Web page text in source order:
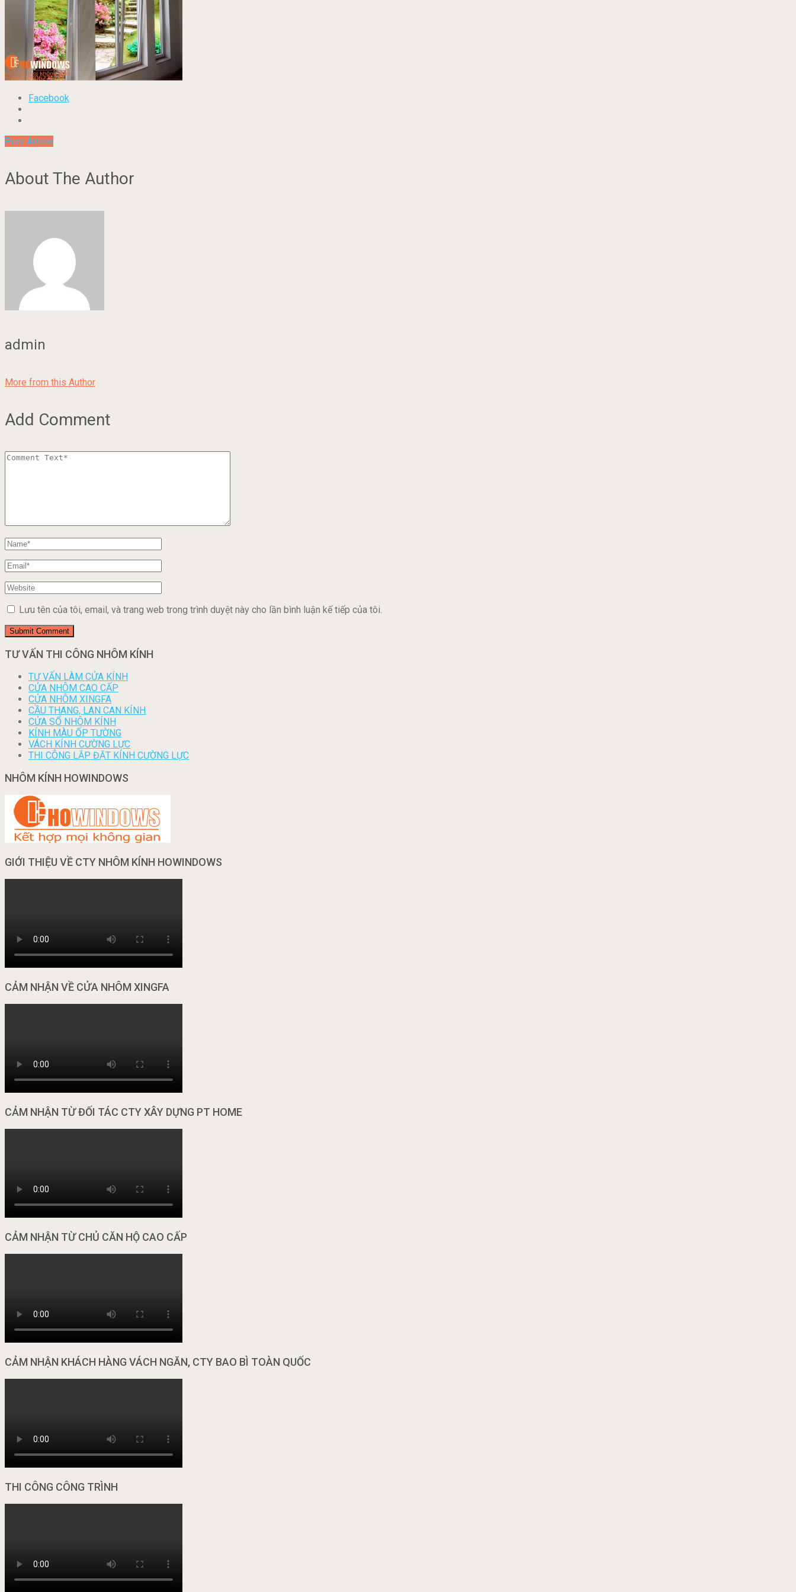
Facebook
Prev Article
About The Author
admin
More from this Author
Add Comment
Lưu tên của tôi, email, và trang web trong trình duyệt này cho lần bình luận kế tiếp của tôi.
TƯ VẤN THI CÔNG NHÔM KÍNH
TƯ VẤN LÀM CỬA KÍNH
CỬA NHÔM CAO CẤP
CỬA NHÔM XINGFA
CẦU THANG, LAN CAN KÍNH
CỬA SỔ NHÔM KÍNH
KÍNH MÀU ỐP TƯỜNG
VÁCH KÍNH CƯỜNG LỰC
THI CÔNG LẮP ĐẶT KÍNH CƯỜNG LỰC
NHÔM KÍNH HOWINDOWS
GIỚI THIỆU VỀ CTY NHÔM KÍNH HOWINDOWS
CẢM NHẬN VỀ CỬA NHÔM XINGFA
CẢM NHẬN TỪ ĐỐI TÁC CTY XÂY DỰNG PT HOME
CẢM NHẬN TỪ CHỦ CĂN HỘ CAO CẤP
CẢM NHẬN KHÁCH HÀNG VÁCH NGĂN, CTY BAO BÌ TOÀN QUỐC
THI CÔNG CÔNG TRÌNH